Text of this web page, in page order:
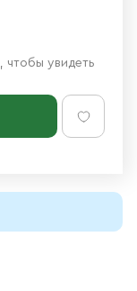
, чтобы увидеть